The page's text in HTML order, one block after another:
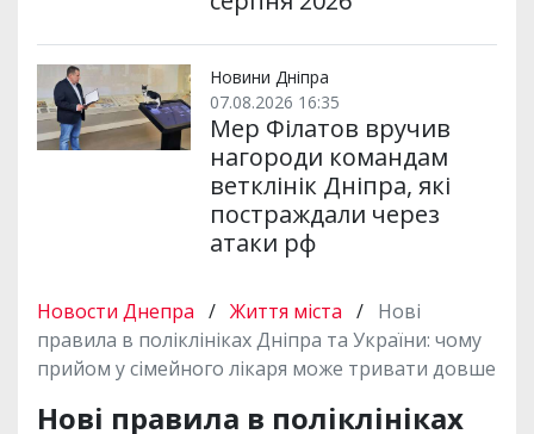
Новини Дніпра
07.08.2026 16:35
Мер Філатов вручив
нагороди командам
ветклінік Дніпра, які
постраждали через
атаки рф
Новости Днепра / Життя міста / Нові
правила в поліклініках Дніпра та України: чому
прийом у сімейного лікаря може тривати довше
Нові правила в поліклініках